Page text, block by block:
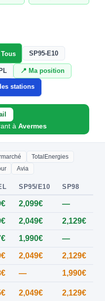
Tous SP95-E10
📍 Ma position
stations
àAvermes
TotalEnergies
Avia
SP95/E10 SP98
2,099€ —
2,049€ 2,129€
1,990€ —
2,049€ 2,129€
— 1,990€
2,049€ 2,129€